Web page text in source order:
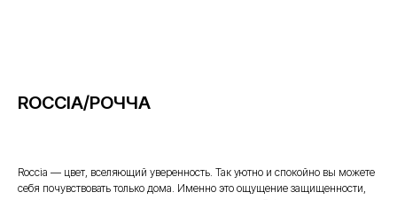
ROCCIA/РОЧЧА
Roсcia — цвет, вселяющий уверенность. Так уютно и спокойно вы можете
себя почувствовать только дома. Именно это ощущение защищенности,